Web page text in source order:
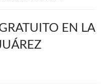
EN LA